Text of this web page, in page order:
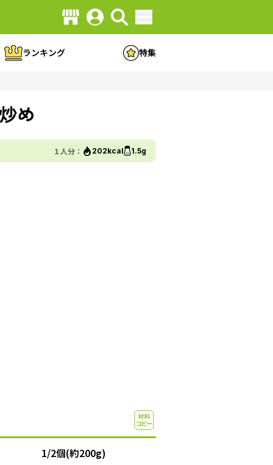
ランキング 特集
め
１人分： 202kcal 1.5g
1/2個(約200g)